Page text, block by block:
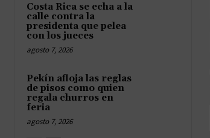
Costa Rica se echa a la
calle contra la
presidenta que pelea
con los jueces
agosto 7, 2026
Pekín afloja las reglas
de pisos como quien
regala churros en
feria
agosto 7, 2026